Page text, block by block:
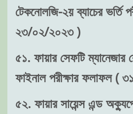
টেকনোলজি-২য় ব্যাচের ভর্তি
২৩/০২/২০২৩ )
৫১. ফায়ার সেফটি ম্যানেজার
ফাইনাল পরীক্ষার ফলাফল (
৫২. ফায়ার সায়েন্স এন্ড